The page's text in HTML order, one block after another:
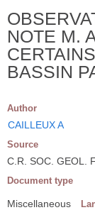
NOTE M.
BASSIN
Author
CAILLEUX A
Source
C.R. SOC. GEOL.
Document type
Miscellaneous